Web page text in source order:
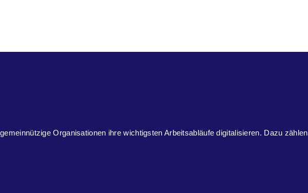
Organisationen ihre wichtigsten Arbeitsabläufe digitalisieren. Dazu zählen